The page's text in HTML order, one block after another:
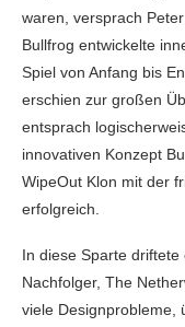
waren, versprach
Bullfrog entwickelte
Spiel von Anfang bis
erschien zur großen
entsprach
innovativen Konzept
WipeOut Klon mit der
erfolgreich.
In diese Sparte
Nachfolger, The
viele Designprobleme,